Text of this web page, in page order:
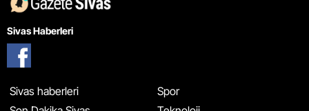
Sivas Haberleri
Sivas haberleri
Spor